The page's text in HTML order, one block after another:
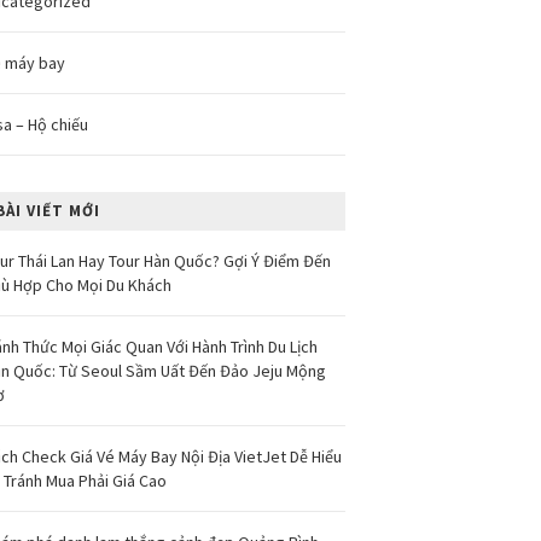
máy bay
– Hộ chiếu
VIẾT MỚI
Thái Lan Hay Tour Hàn Quốc? Gợi Ý Điểm Đến
Hợp Cho Mọi Du Khách
Thức Mọi Giác Quan Với Hành Trình Du Lịch
Quốc: Từ Seoul Sầm Uất Đến Đảo Jeju Mộng
Check Giá Vé Máy Bay Nội Địa VietJet Dễ Hiểu
Tránh Mua Phải Giá Cao